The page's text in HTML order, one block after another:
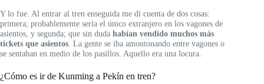
Y lo fue. Al entrar al tren enseguida me di cuenta de dos cosas:
primera; probablemente sería el único extranjero en los vagones de
asientos, y segunda; que sin duda habían vendido muchos más
tickets que asientos . La gente se iba amontonando entre vagones o
se sentaban en medio de los pasillos. Aquello era una locura.
¿Cómo es ir de Kunming a Pekín en tren?